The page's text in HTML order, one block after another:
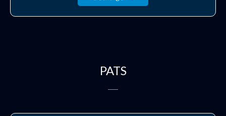
PATS